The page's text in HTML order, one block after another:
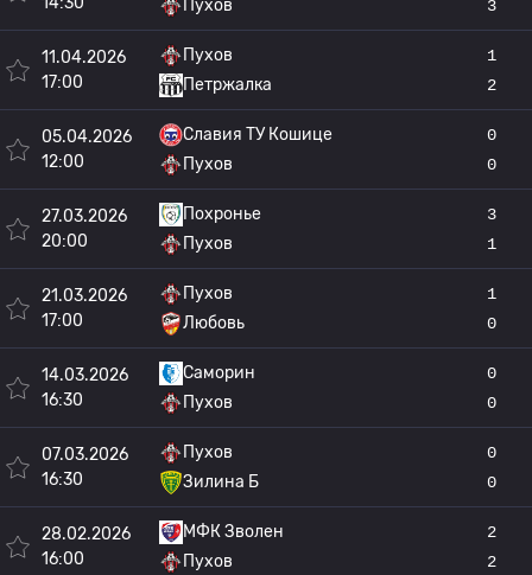
Пухов
3
11.04.2026
17:00
Пухов
Петржалка
1
2
05.04.2026
12:00
Славия ТУ Кошице
Пухов
0
0
27.03.2026
20:00
Похронье
Пухов
3
1
21.03.2026
17:00
Пухов
Любовь
1
0
14.03.2026
16:30
Саморин
Пухов
0
0
07.03.2026
16:30
Пухов
Зилина Б
0
0
28.02.2026
16:00
МФК Зволен
Пухов
2
2